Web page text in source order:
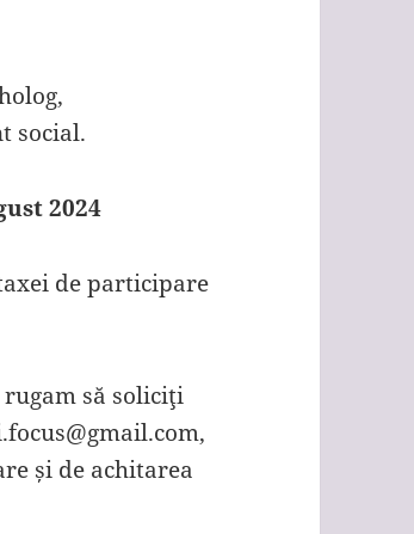
social.
2024
de participare
să soliciţi
și de achitarea